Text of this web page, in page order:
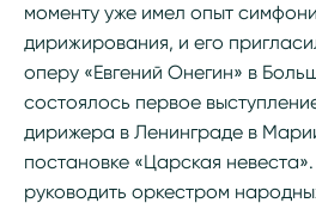
моменту уже имел опыт
дирижирования, и его
оперу «Евгений Онегин» в
состоялось первое
дирижера в Ленинграде в
постановке «Царская
руководить оркестром